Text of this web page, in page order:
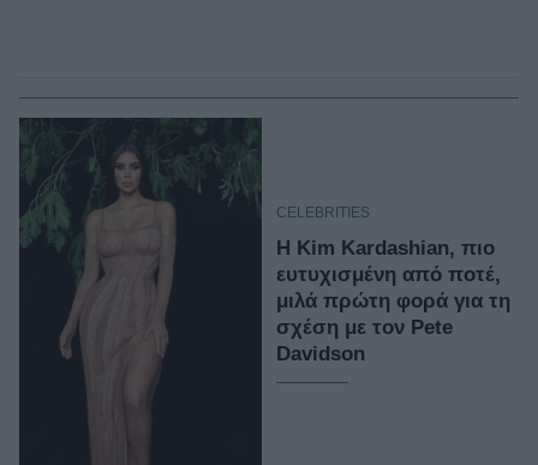
CELEBRITIES
H Kim Kardashian, πιο
ευτυχισμένη από ποτέ,
μιλά πρώτη φορά για τη
σχέση με τον Pete
Davidson